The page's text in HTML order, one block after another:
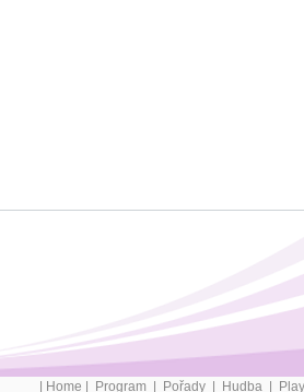
Home Program Pořady Hudba